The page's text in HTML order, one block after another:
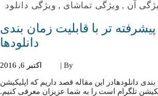
آن , ویژگی تماشای , ویژگی دانلود
تر با قابلیت زمان بندی
دانلودها
By | اکتبر 6, 2016
دانلودهادر این مقاله قصد داریم که اپلیکیشن
تلگرام است را به شما عزیزان معرفی کنیم.